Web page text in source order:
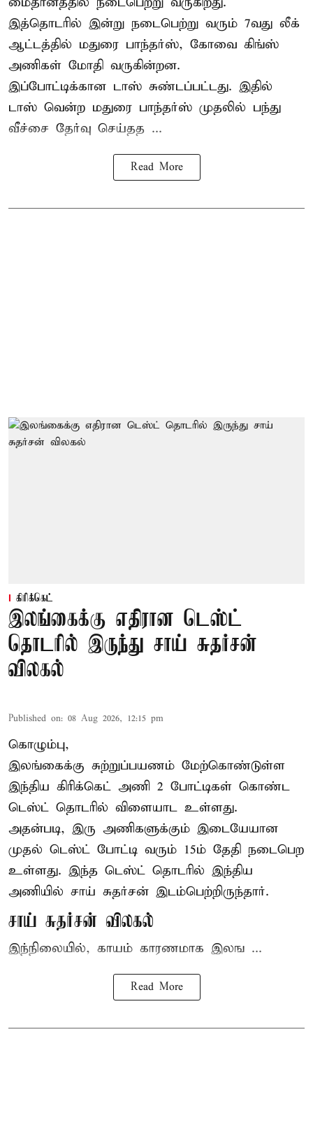
இத்தொடரில் இன்று நடைபெற்று வரும் 7வது லீக்
ஆட்டத்தில் மதுரை பாந்தர்ஸ், கோவை கிங்ஸ்
அணிகள் மோதி வருகின்றன.
இப்போட்டிக்கான டாஸ் சுண்டப்பட்டது. இதில்
டாஸ் வென்ற மதுரை பாந்தர்ஸ் முதலில் பந்து
வீச்சை தேர்வு செய்தத ...
Read More
கிரிக்கெட்
இலங்கைக்கு எதிரான டெஸ்ட்
தொடரில் இருந்து சாய் சுதர்சன்
விலகல்
Published on: 08 Aug 2026, 12:15 pm
கொழும்பு,
இலங்கைக்கு சுற்றுப்பயணம் மேற்கொண்டுள்ள
இந்திய கிரிக்கெட் அணி 2 போட்டிகள் கொண்ட
டெஸ்ட் தொடரில் விளையாட உள்ளது.
அதன்படி, இரு அணிகளுக்கும் இடையேயான
முதல் டெஸ்ட் போட்டி வரும் 15ம் தேதி நடைபெற
உள்ளது. இந்த டெஸ்ட் தொடரில் இந்திய
அணியில் சாய் சுதர்சன் இடம்பெற்றிருந்தார்.
சாய் சுதர்சன் விலகல்
இந்நிலையில், காயம் காரணமாக இலங ...
Read More